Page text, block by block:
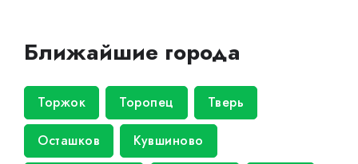
Ближайшие города
Торжок Торопец Тверь
Осташков Кувшиново